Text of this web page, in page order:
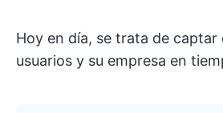
Hoy en día, se trata de captar
usuarios y su empresa en